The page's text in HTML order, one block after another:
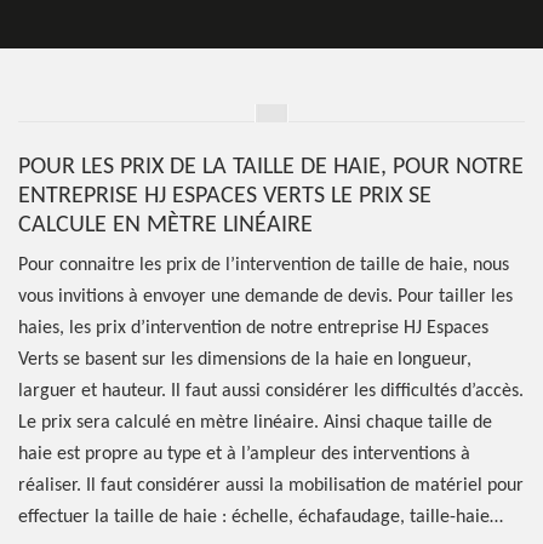
POUR LES PRIX DE LA TAILLE DE HAIE, POUR NOTRE
ENTREPRISE HJ ESPACES VERTS LE PRIX SE
CALCULE EN MÈTRE LINÉAIRE
Pour connaitre les prix de l’intervention de taille de haie, nous
vous invitions à envoyer une demande de devis. Pour tailler les
haies, les prix d’intervention de notre entreprise HJ Espaces
Verts se basent sur les dimensions de la haie en longueur,
larguer et hauteur. Il faut aussi considérer les difficultés d’accès.
Le prix sera calculé en mètre linéaire. Ainsi chaque taille de
haie est propre au type et à l’ampleur des interventions à
réaliser. Il faut considérer aussi la mobilisation de matériel pour
effectuer la taille de haie : échelle, échafaudage, taille-haie…